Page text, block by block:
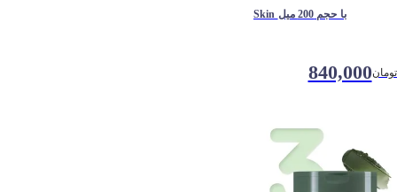
Skin با حجم 200 میل
840,000تومان